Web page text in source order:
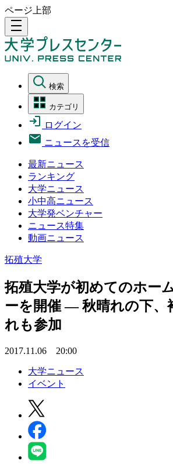
ページ上部
density_medium
検索
カテゴリ
ログイン
ニュースを受信
最新ニュース
ランキング
大学ニュース
小中高ニュース
大学発ベンチャー
ニュース特集
動画ニュース
拓殖大学
拓殖大学が初めてのホー
ーを開催 — 秋晴れの下、
れも参加
2017.11.06 20:00
大学ニュース
イベント